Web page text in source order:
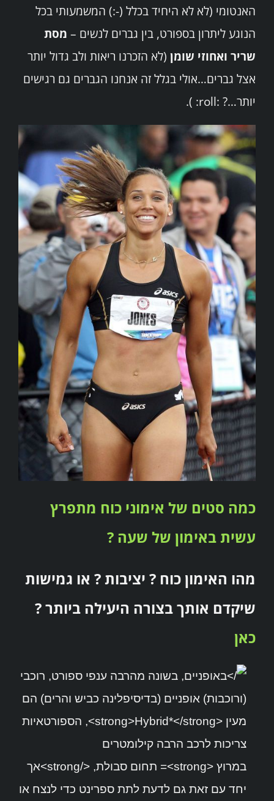
האנטומי (לא לא היחיד בכלל (-:) המשמעותי בכל
הנוגע ליתרון בספורט, בין גברים לנשים – מסת
שריר ואחוזי שומן(לא הזכרנו ריאות ולב גדול יותר
אצל גברים…אולי בגלל זה אנחנו הגברים גם רגישים
יותר…? :roll: ).
כמה סטים של אימוני כוח מתפרץ
עשית באימון של שעה ?
מהו האימון כוח ? יציבות ? או גמישות
שיקדם אותך בצורה היעילה ביותר ?
כאן